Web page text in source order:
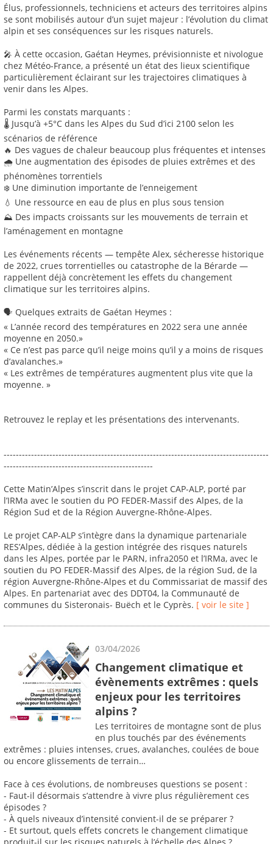
Élus, professionnels, techniciens et acteurs des territoires alpins
se sont mobilisés autour d’un sujet majeur : l’évolution du climat
alpin et ses conséquences sur les risques naturels.
🎤 À cette occasion, Gaétan Heymes, prévisionniste et nivologue
chez Météo-France, a présenté un état des lieux scientifique
particulièrement éclairant sur les trajectoires climatiques à
venir dans les Alpes.
Parmi les constats marquants :
🌡️ Jusqu’à +5°C dans les Alpes du Sud d’ici 2100 selon les
scénarios de référence
🔥 Des vagues de chaleur beaucoup plus fréquentes et intenses
🌧️ Une augmentation des épisodes de pluies extrêmes et des
phénomènes torrentiels
❄️ Une diminution importante de l’enneigement
💧 Une ressource en eau de plus en plus sous tension
⛰️ Des impacts croissants sur les mouvements de terrain et
l’aménagement en montagne
Les événements récents — tempête Alex, sécheresse historique
de 2022, crues torrentielles ou catastrophe de la Bérarde —
rappellent déjà concrètement les effets du changement
climatique sur les territoires alpins.
🗣️ Quelques extraits de Gaétan Heymes :
« L’année record des températures en 2022 sera une année
moyenne en 2050.»
« Ce n’est pas parce qu’il neige moins qu’il y a moins de risques
d’avalanches.»
« Les extrêmes de températures augmentent plus vite que la
moyenne. »
Retrouvez le replay et les présentations des intervenants.
---------------------------------------------------------------------------------------
-------------------------------------------------
Cette Matin’Alpes s’inscrit dans le projet CAP-ALP, porté par
l’IRMa avec le soutien du PO FEDER-Massif des Alpes, de la
Région Sud et de la Région Auvergne-Rhône-Alpes.
Le projet CAP-ALP s’intègre dans la dynamique partenariale
RES’Alpes, dédiée à la gestion intégrée des risques naturels
dans les Alpes, portée par le PARN, infra2050 et l’IRMa, avec le
soutien du PO FEDER-Massif des Alpes, de la région Sud, de la
région Auvergne-Rhône-Alpes et du Commissariat de massif des
Alpes. En partenariat avec des DDT04, la Communauté de
communes du Sisteronais- Buëch et le Cyprès. [ voir le site ]
03/04/2026
Changement climatique et
évènements extrêmes : quels
enjeux pour les territoires
alpins ?
Les territoires de montagne sont de plus
en plus touchés par des événements
extrêmes : pluies intenses, crues, avalanches, coulées de boue
ou encore glissements de terrain…
Face à ces évolutions, de nombreuses questions se posent :
- Faut-il désormais s’attendre à vivre plus régulièrement ces
épisodes ?
- À quels niveaux d’intensité convient-il de se préparer ?
- Et surtout, quels effets concrets le changement climatique